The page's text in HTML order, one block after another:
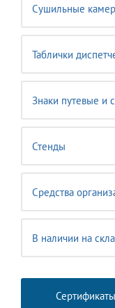
Сушильные
Таблички
Знаки путевые и
Стенды
Средства
В наличии на
Сертификаты